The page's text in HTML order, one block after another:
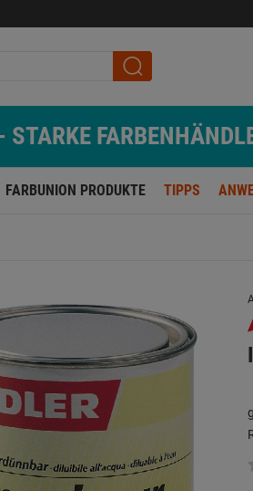
STARKE
FARBUNION PRODUKTE TIPPS